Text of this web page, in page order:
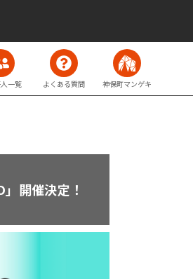
一覧 よくある質問 神保町マンゲキ
開催決定！